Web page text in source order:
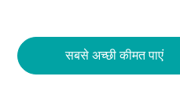
सबसे अच्छी कीमत पाएं